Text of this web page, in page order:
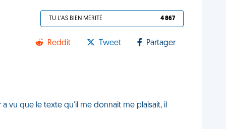
TU L'AS BIEN MÉRITÉ 4 867
Reddit Tweet Partager
vu que le texte qu'il me donnait me plaisait, il